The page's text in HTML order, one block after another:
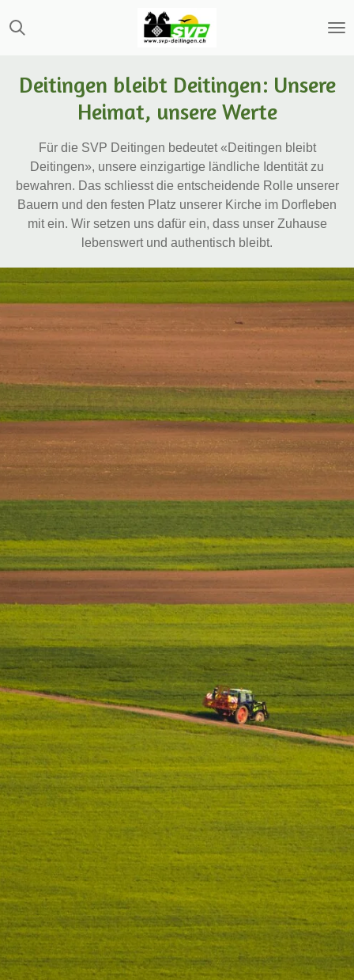
Zum
Hauptinhalt
Deitingen bleibt Deitingen: Unsere
Heimat, unsere Werte
Für die SVP Deitingen bedeutet «Deitingen bleibt
Deitingen», unsere einzigartige ländliche Identität zu
bewahren. Das schliesst die entscheidende Rolle unserer
Bauern und den festen Platz unserer Kirche im Dorfleben
mit ein. Wir setzen uns dafür ein, dass unser Zuhause
lebenswert und authentisch bleibt.